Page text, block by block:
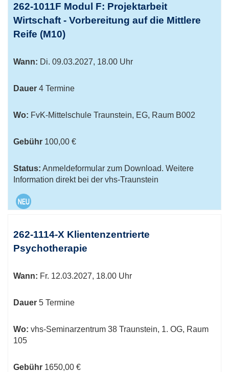
262-1011F Modul F: Projektarbeit
Wirtschaft - Vorbereitung auf die Mittlere
Reife (M10)
Wann: Di. 09.03.2027, 18.00 Uhr
Dauer 4 Termine
Wo: FvK-Mittelschule Traunstein, EG, Raum B002
Gebühr 100,00 €
Status: Anmeldeformular zum Download. Weitere
Information direkt bei der vhs-Traunstein
262-1114-X Klientenzentrierte
Psychotherapie
Wann: Fr. 12.03.2027, 18.00 Uhr
Dauer 5 Termine
Wo: vhs-Seminarzentrum 38 Traunstein, 1. OG, Raum
105
Gebühr 1650,00 €